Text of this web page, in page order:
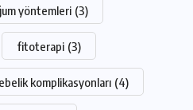
yöntemleri (3)
fitoterapi (3)
komplikasyonları (4)